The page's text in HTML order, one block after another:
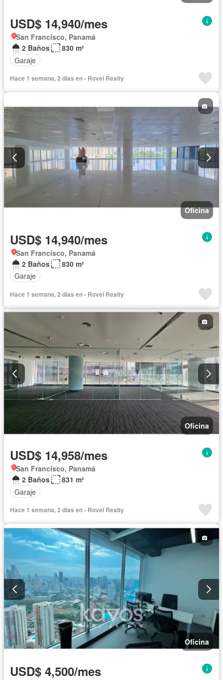
USD$ 14,940/mes
San Francisco, Panamá
2 Baños
830 m²
Garaje
Hace 1 semana, 2 días en - Rovel Realty
Oficina
USD$ 14,940/mes
San Francisco, Panamá
2 Baños
830 m²
Garaje
Hace 1 semana, 2 días en - Rovel Realty
Oficina
USD$ 14,958/mes
San Francisco, Panamá
2 Baños
831 m²
Garaje
Hace 1 semana, 2 días en - Rovel Realty
Oficina
USD$ 4,500/mes